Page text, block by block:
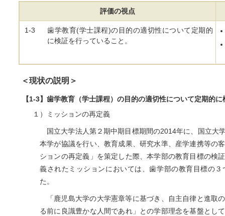
評価の視点
1-3
歯学教育(学士課程)の目的の適切性について定期的
に検証を行っていること。
＜現状の説明＞
【1-3】歯学教育（学士課程）の目的の適切性について定期的
１）ミッションの再定義
国立大学法人第２期中期目標期間の2014年に、国立大
本学が協議を行い、教育成果、研究水準、産学連携等の
ションの再定義」を策定した際、本学部の教育目標の検
義されたミッションにおいては、歯学部の教育目標の
た。
「鹿児島大学の大学憲章等に基づき、自主自律と進取
る前に良識豊かな人間であれ」との学部理念を基盤とし